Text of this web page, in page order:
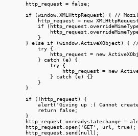
        http_request = false;
if (window.XMLHttpRequest) { //
http_request = new
if
            }
} else if (window.ActiveXObject) {
            try {
http_request = new
            } catch (e) {
                try {
http_request = new
                } catch (e) {}
            }
        }
        if (!http_request) {
alert('Giving up :( Cannot
            return false;
        }
http_request.onreadystatechange =
        http_request.open('GET', url, true);
        http_request.send(null);